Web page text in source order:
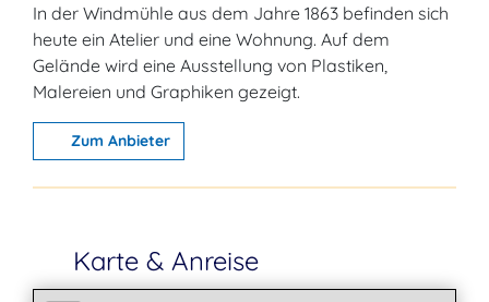
In der Windmühle aus dem Jahre 1863 befinden sich
heute ein Atelier und eine Wohnung. Auf dem
Gelände wird eine Ausstellung von Plastiken,
Malereien und Graphiken gezeigt.
Zum Anbieter
Karte & Anreise